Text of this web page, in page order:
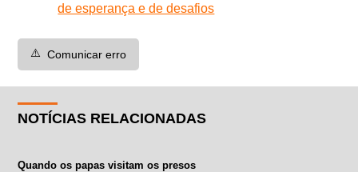
de esperança e de desafios
⚠️ Comunicar erro
NOTÍCIAS RELACIONADAS
Quando os papas visitam os presos